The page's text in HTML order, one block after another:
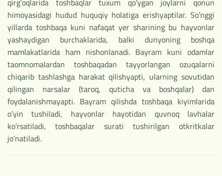
himoyasidagi hudud huquqiy holatiga erishyaptilar. So’nggi
yillarda toshbaqa kuni nafaqat yer sharining bu hayvonlar
yashaydigan burchaklarida, balki dunyoning boshqa
mamlakatlarida ham nishonlanadi. Bayram kuni odamlar
taomnomalardan toshbaqadan tayyorlangan ozuqalarni
chiqarib tashlashga harakat qilishyapti, ularning sovutidan
qilingan narsalar (taroq, quticha va boshqalar) dan
foydalanishmayapti. Bayram qilishda toshbaqa kiyimlarida
o’yin tushiladi, hayvonlar hayotidan quvnoq lavhalar
ko’rsatiladi, toshbaqalar surati tushirilgan otkritkalar
jo’natiladi.